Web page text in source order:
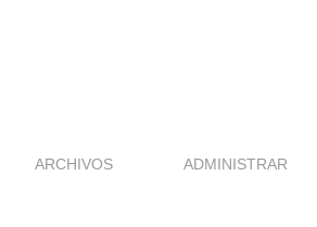
ARCHIVOS ADMINISTRAR